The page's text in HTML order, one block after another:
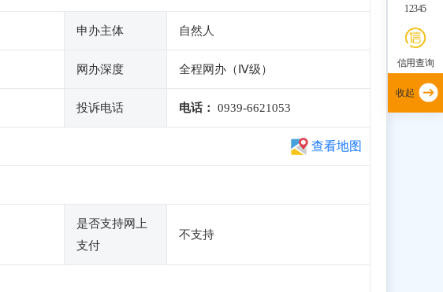
申办主体 自然人
网办深度 全程网办（Ⅳ级）
投诉电话 电话： 0939-6621053
查看地图
是否支持网上
支付
不支持
12345
信用查询
收起